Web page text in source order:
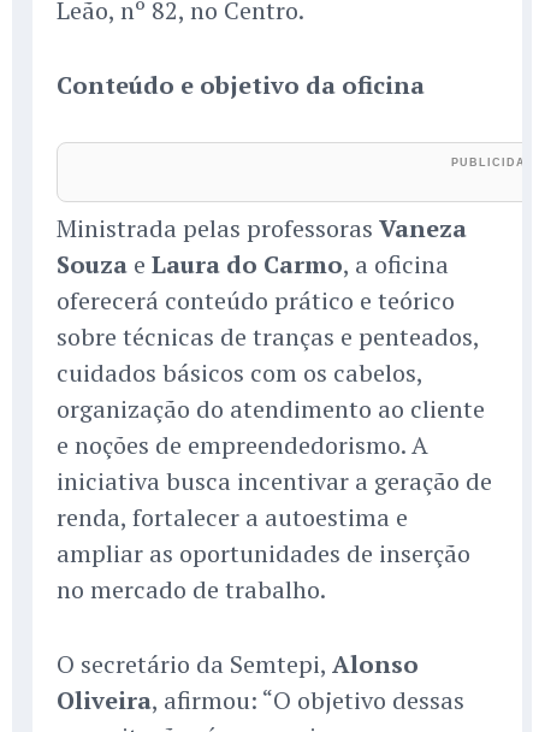
Leão, nº 82, no Centro.
Conteúdo e objetivo da oficina
Ministrada pelas professoras Vaneza
Souza e Laura do Carmo, a oficina
oferecerá conteúdo prático e teórico
sobre técnicas de tranças e penteados,
cuidados básicos com os cabelos,
organização do atendimento ao cliente
e noções de empreendedorismo. A
iniciativa busca incentivar a geração de
renda, fortalecer a autoestima e
ampliar as oportunidades de inserção
no mercado de trabalho.
O secretário da Semtepi, Alonso
Oliveira, afirmou: “O objetivo dessas